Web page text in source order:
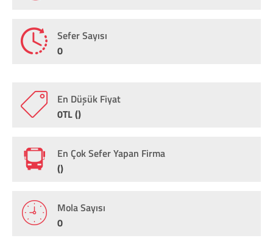
Sefer Sayısı
0
En Düşük Fiyat
0TL ()
En Çok Sefer Yapan Firma
()
Mola Sayısı
0